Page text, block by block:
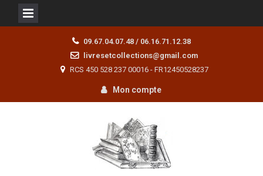
09.67.04.07.48 / 06.16.71.12.38
livresetcollections@gmail.com
RCS 450 528 237 00016 - FR12450528237
Mon compte